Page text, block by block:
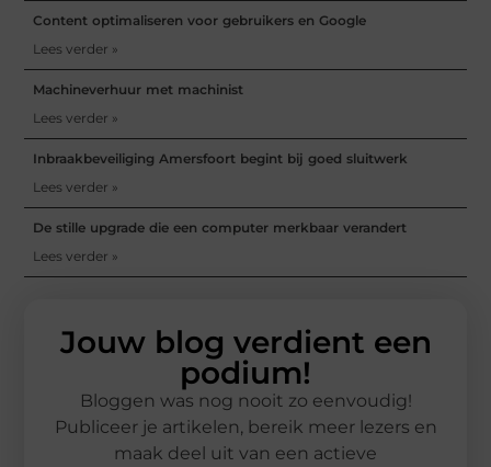
Content optimaliseren voor gebruikers en Google
Lees verder »
Machineverhuur met machinist
Lees verder »
Inbraakbeveiliging Amersfoort begint bij goed sluitwerk
Lees verder »
De stille upgrade die een computer merkbaar verandert
Lees verder »
Jouw blog verdient een
podium!
Bloggen was nog nooit zo eenvoudig!
Publiceer je artikelen, bereik meer lezers en
maak deel uit van een actieve